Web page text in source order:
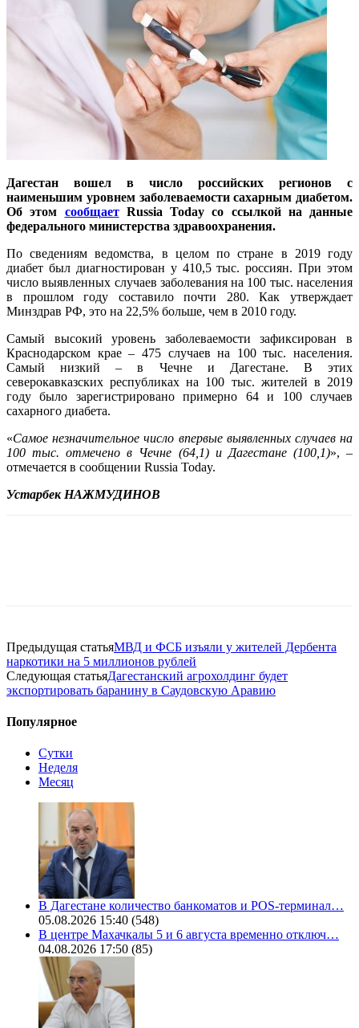
Дагестан вошел в число российских регионов с
наименьшим уровнем заболеваемости сахарным диабетом.
Об этом сообщаетRussia Today со ссылкой на данные
федерального министерства здравоохранения.
По сведениям ведомства, в целом по стране в 2019 году
диабет был диагностирован у 410,5 тыс. россиян. При этом
число выявленных случаев заболевания на 100 тыс. населения
в прошлом году составило почти 280. Как утверждает
Минздрав РФ, это на 22,5% больше, чем в 2010 году.
Самый высокий уровень заболеваемости зафиксирован в
Краснодарском крае – 475 случаев на 100 тыс. населения.
Самый низкий – в Чечне и Дагестане. В этих
северокавказских республиках на 100 тыс. жителей в 2019
году было зарегистрировано примерно 64 и 100 случаев
сахарного диабета.
«Самое незначительное число впервые выявленных случаев на
100 тыс. отмечено в Чечне (64,1) и Дагестане (100,1)», –
отмечается в сообщении Russia Today.
Устарбек НАЖМУДИНОВ
Предыдущая статьяМВД и ФСБ изъяли у жителей Дербента
наркотики на 5 миллионов рублей
Следующая статьяДагестанский агрохолдинг будет
экспортировать баранину в Саудовскую Аравию
Популярное
Сутки
Неделя
Месяц
В Дагестане количество банкоматов и POS-терминал…
05.08.2026 15:40 (548)
В центре Махачкалы 5 и 6 августа временно отключ…
04.08.2026 17:50 (85)